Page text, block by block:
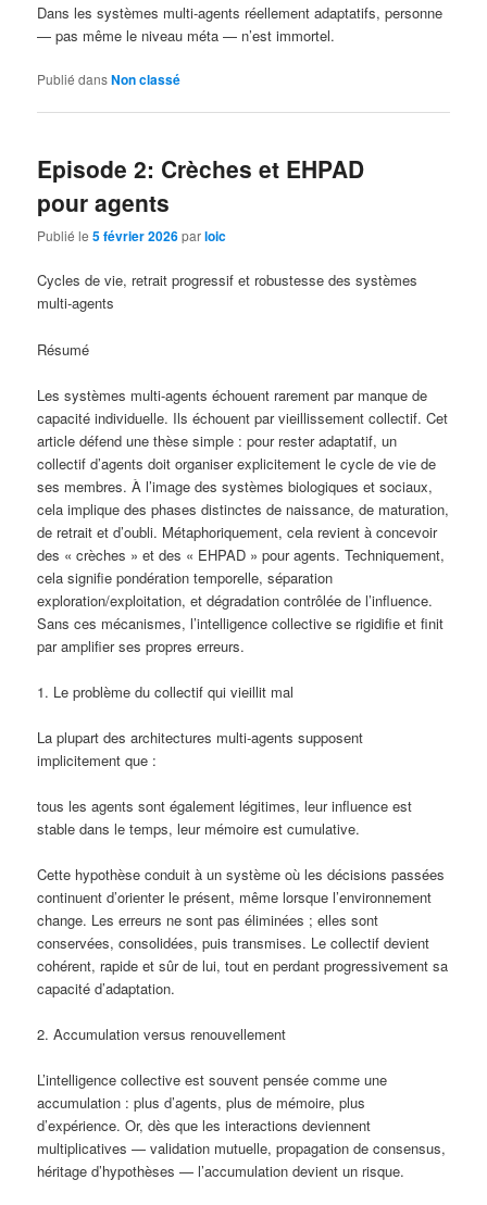
Dans les systèmes multi-agents réellement adaptatifs, personne
— pas même le niveau méta — n’est immortel.
Publié dansNon classé
Episode 2: Crèches et EHPAD
pour agents
Publié le5 février 2026parloic
Cycles de vie, retrait progressif et robustesse des systèmes
multi-agents
Résumé
Les systèmes multi-agents échouent rarement par manque de
capacité individuelle. Ils échouent par vieillissement collectif. Cet
article défend une thèse simple : pour rester adaptatif, un
collectif d’agents doit organiser explicitement le cycle de vie de
ses membres. À l’image des systèmes biologiques et sociaux,
cela implique des phases distinctes de naissance, de maturation,
de retrait et d’oubli. Métaphoriquement, cela revient à concevoir
des « crèches » et des « EHPAD » pour agents. Techniquement,
cela signifie pondération temporelle, séparation
exploration/exploitation, et dégradation contrôlée de l’influence.
Sans ces mécanismes, l’intelligence collective se rigidifie et finit
par amplifier ses propres erreurs.
1. Le problème du collectif qui vieillit mal
La plupart des architectures multi-agents supposent
implicitement que :
tous les agents sont également légitimes, leur influence est
stable dans le temps, leur mémoire est cumulative.
Cette hypothèse conduit à un système où les décisions passées
continuent d’orienter le présent, même lorsque l’environnement
change. Les erreurs ne sont pas éliminées ; elles sont
conservées, consolidées, puis transmises. Le collectif devient
cohérent, rapide et sûr de lui, tout en perdant progressivement sa
capacité d’adaptation.
2. Accumulation versus renouvellement
L’intelligence collective est souvent pensée comme une
accumulation : plus d’agents, plus de mémoire, plus
d’expérience. Or, dès que les interactions deviennent
multiplicatives — validation mutuelle, propagation de consensus,
héritage d’hypothèses — l’accumulation devient un risque.